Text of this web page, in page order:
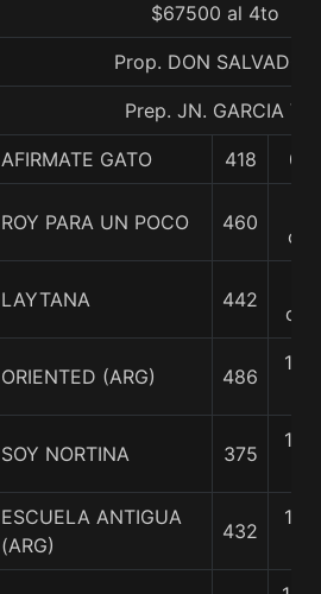
$67500 al 4to
Prop. DON SALVADOR
Prep. JN. GARCIA V.
AFIRMATE GATO 418 0/0
ROY PARA UN POCO 460
cpo
LAYTANA 442
ORIENTED (ARG) 486
1 1/
SOY NORTINA 375
1 1/
ESCUELA ANTIGUA
(ARG)
432
1 1/